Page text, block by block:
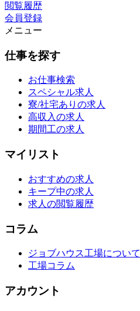
閲覧履歴
会員登録
メニュー
仕事を探す
お仕事検索
スペシャル求人
寮/社宅ありの求人
高収入の求人
期間工の求人
マイリスト
おすすめの求人
キープ中の求人
求人の閲覧履歴
コラム
ジョブハウス工場について
工場コラム
アカウント